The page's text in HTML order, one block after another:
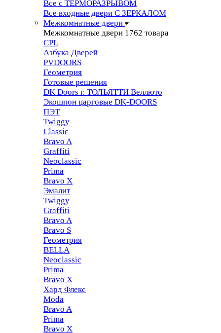
Все с ТЕРМОРАЗРЫВОМ
Все входные двери С ЗЕРКАЛОМ
Межкомнатные двери
Межкомнатные двери 1762 товара
CPL
Азбука Дверей
PVDOORS
Геометрия
Готовые решения
DK Doors г. ТОЛЬЯТТИ Веллюто
Экошпон царговые DK-DOORS
ПЭТ
Twiggy
Classic
Bravo A
Graffiti
Neoclassic
Prima
Bravo X
Эмалит
Twiggy
Graffiti
Bravo A
Bravo S
Геометрия
BELLA
Neoclassic
Prima
Bravo X
Хард Флекс
Moda
Bravo A
Prima
Bravo X